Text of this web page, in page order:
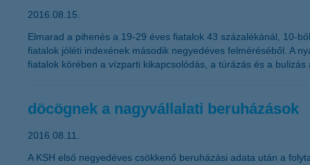
2016.08.15.
Elmarad a pihenés a 19-29 éves fiatalok 43 százalékánál, 10-
fiatalok jóléti indexének második negyedéves felméréséből. A
fiatalok körében a vízparti kikapcsolódás, a túrázás és a bulizás
döcögnek a nagyvállalati beruházások
2016.08.11.
A KSH első negyedéves csökkenő beruházási adata után a